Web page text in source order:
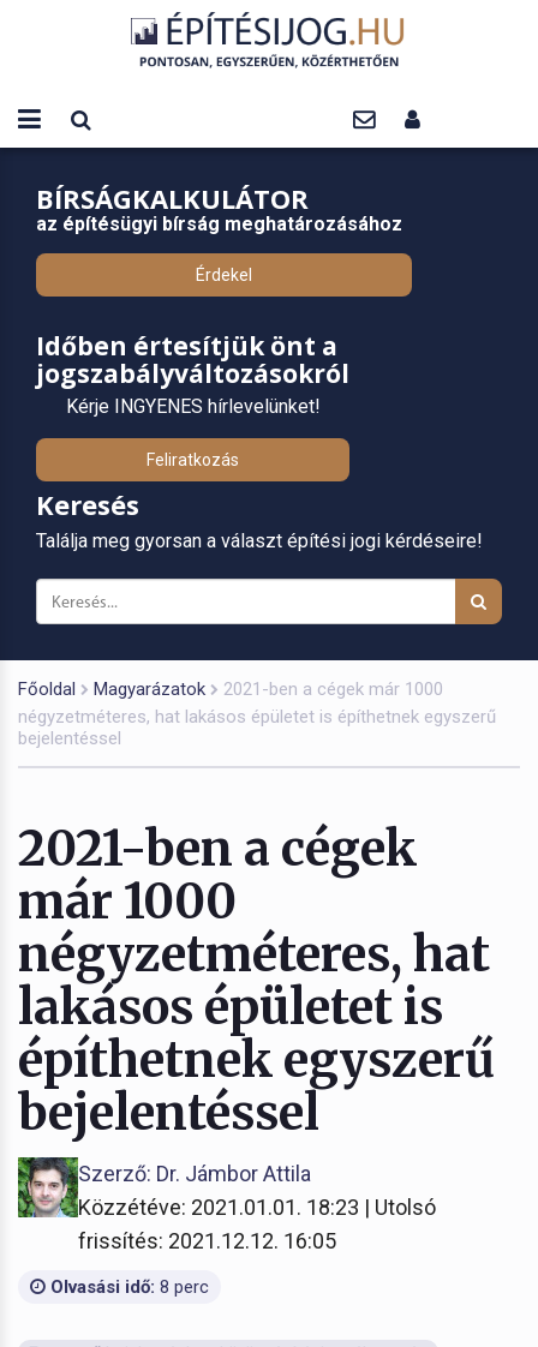
BÍRSÁGKALKULÁTOR
az építésügyi bírság meghatározásához
Érdekel
Időben értesítjük önt a
jogszabályváltozásokról
Kérje INGYENES hírlevelünket!
Feliratkozás
Keresés
Találja meg gyorsan a választ építési jogi kérdéseire!
Főoldal Magyarázatok
2021-ben a cégek már 1000
négyzetméteres, hat lakásos épületet is építhetnek egyszerű
bejelentéssel
2021-ben a cégek
már 1000
négyzetméteres, hat
lakásos épületet is
építhetnek egyszerű
bejelentéssel
Szerző: Dr. Jámbor Attila
Közzétéve: 2021.01.01. 18:23 | Utolsó
frissítés: 2021.12.12. 16:05
Olvasási idő: 8 perc